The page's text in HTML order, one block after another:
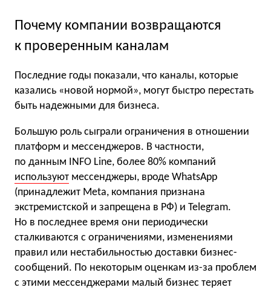
Почему компании возвращаются
к проверенным каналам
Последние годы показали, что каналы, которые
казались «новой нормой», могут быстро перестать
быть надежными для бизнеса.
Большую роль сыграли ограничения в отношении
платформ и мессенджеров. В частности,
по данным INFO Line, более 80% компаний
используют мессенджеры, вроде WhatsApp
(принадлежит Meta, компания признана
экстремистской и запрещена в РФ) и Telegram.
Но в последнее время они периодически
сталкиваются с ограничениями, изменениями
правил или нестабильностью доставки бизнес-
сообщений. По некоторым оценкам из-за проблем
с этими мессенджерами малый бизнес теряет